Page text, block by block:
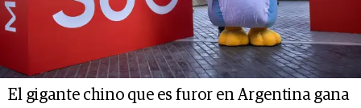
El gigante chino que es furor en Argentina gana